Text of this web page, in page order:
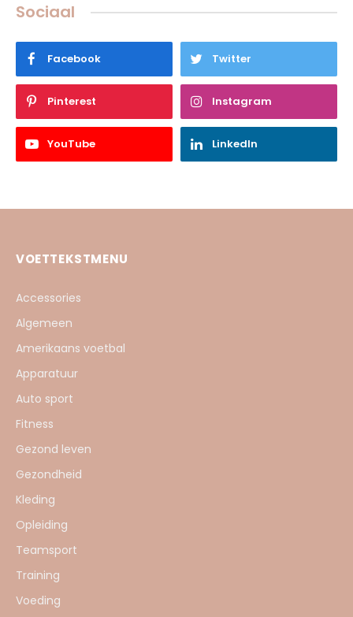
Sociaal
Facebook Twitter
Pinterest Instagram
YouTube LinkedIn
VOETTEKSTMENU
Accessories
Algemeen
Amerikaans voetbal
Apparatuur
Auto sport
Fitness
Gezond leven
Gezondheid
Kleding
Opleiding
Teamsport
Training
Voeding